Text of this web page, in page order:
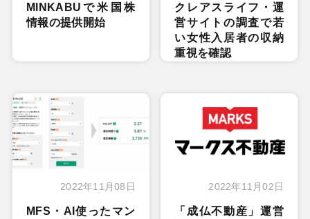
MINKABUで米国株
情報の提供開始
クレアスライフ・運
営サイトの調査で若
い女性入居者の収納
重視を確認
2022年11月08日
MFS・AI使ったマン
2022年11月02日
「成仏不動産」運営